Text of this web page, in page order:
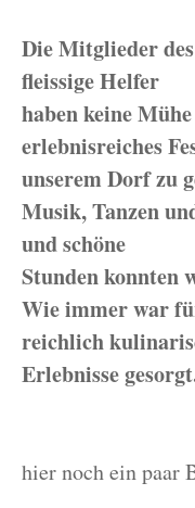
Die Mitglieder
fleissige Helfer
haben keine
erlebnisreiches
unserem Dorf zu
Musik, Tanzen
und schöne
Stunden konnten
Wie immer war
reichlich
Erlebnisse
hier noch ein paar